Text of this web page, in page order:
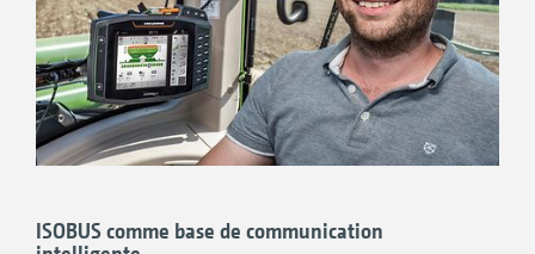
ISOBUS comme base de communication